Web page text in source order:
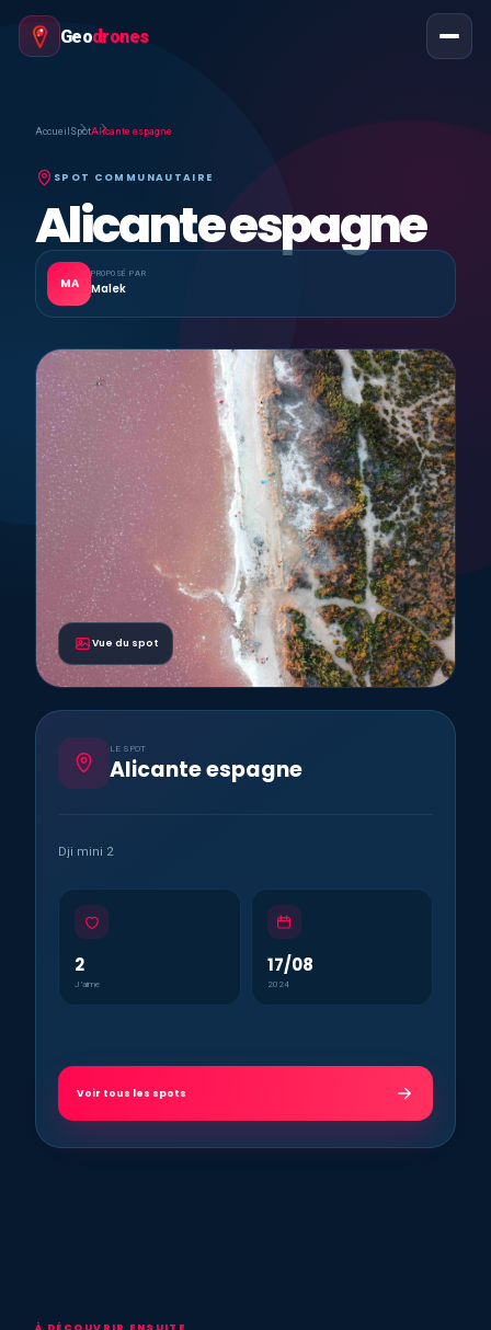
Geodrones
Accueil SpotAlicante espagne
SPOT COMMUNAUTAIRE
Alicante espagne
MA
PROPOSÉ PAR
Malek
Vue du spot
LE SPOT
Alicante espagne
Dji mini 2
2
J’aime
17/08
2024
Voir tous les spots